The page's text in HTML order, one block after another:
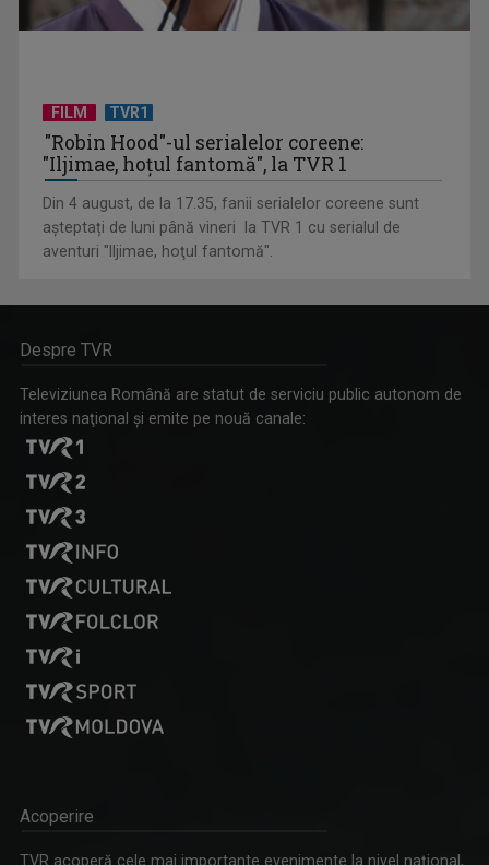
FILM TVR1
"Robin Hood"-ul serialelor coreene:
"Iljimae, hoţul fantomă", la TVR 1
Din 4 august, de la 17.35, fanii serialelor coreene sunt
așteptați de luni până vineri la TVR 1 cu serialul de
Televiziunea Română are statut de serviciu public autonom de
interes naţional şi emite pe nouă canale: